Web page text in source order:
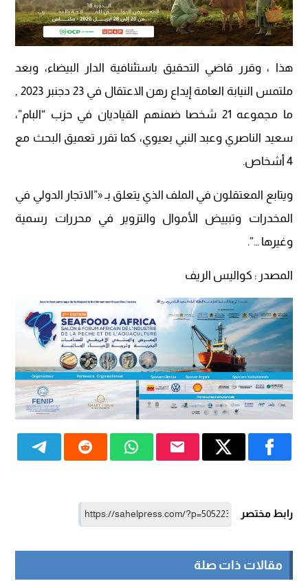
هذا ، وقرر قاضي التحقيق باستئنافية الدار البيضاء، وبعد
ملتمس النيابة العامة إيداع رهن الاعتقال في 23 دجنبر 2023 ,
ما مجموعه 21 شخصا ضمنهم القياديان في حزب “البام”،
سعيد الناصري وعبد النبي بعيوي، كما تقرر تعميق البحث مع
4 أشخاص.
ويتابع المعتقلون في الملف الذي يتعلق بـ «”الاتجار الدولي في
المخدرات وتبييض الأموال والتزوير في محررات رسمية
وغيرها …”.
المصدر : كواليس الريف
رابط مختصر
مقالات ذات صلة